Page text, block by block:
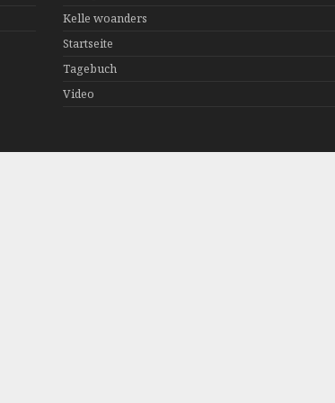
Kelle woanders
Startseite
Tagebuch
Video